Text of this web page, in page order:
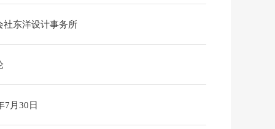
社东洋设计事务所
7月30日